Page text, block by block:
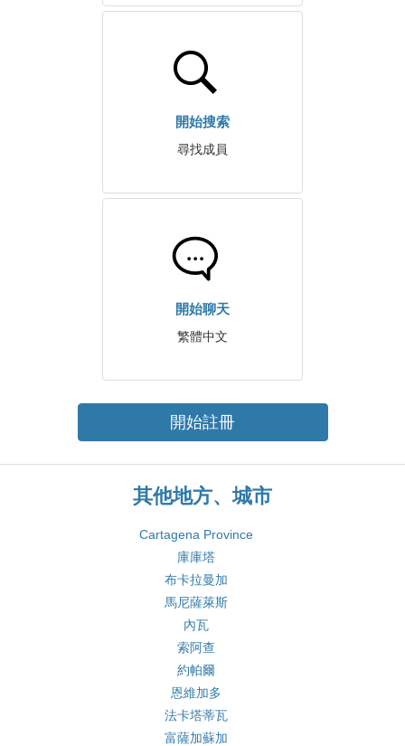
開始搜索
尋找成員
開始聊天
繁體中文
開始註冊
其他地方、城市
Cartagena Province
庫庫塔
布卡拉曼加
馬尼薩萊斯
內瓦
索阿查
約帕爾
恩維加多
法卡塔蒂瓦
富薩加蘇加